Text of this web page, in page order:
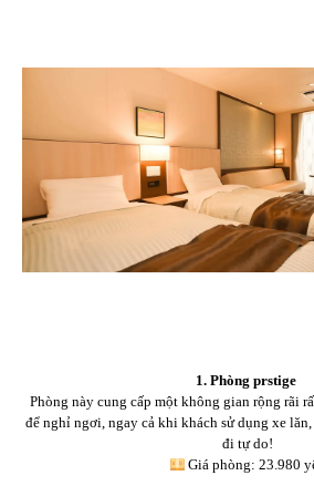
1. Phòng prstige
Phòng này cung cấp một không gian rộng rãi
để nghỉ ngơi, ngay cả khi khách sử dụng xe lăn,
đi tự do!
Giá phòng: 23.980